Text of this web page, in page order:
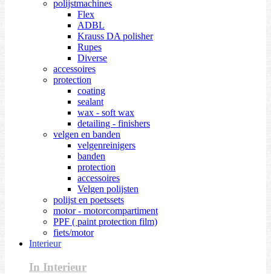
polijstmachines
Flex
ADBL
Krauss DA polisher
Rupes
Diverse
accessoires
protection
coating
sealant
wax - soft wax
detailing - finishers
velgen en banden
velgenreinigers
banden
protection
accessoires
Velgen polijsten
polijst en poetssets
motor - motorcompartiment
PPF ( paint protection film)
fiets/motor
Interieur
In Interieur